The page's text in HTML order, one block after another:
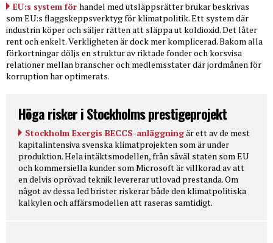
EU:s system för handel med utsläppsrätter brukar beskrivas
som EU:s flaggskeppsverktyg för klimatpolitik. Ett system där
industrin köper och säljer rätten att släppa ut koldioxid. Det låter
rent och enkelt. Verkligheten är dock mer komplicerad. Bakom alla
förkortningar döljs en struktur av riktade fonder och korsvisa
relationer mellan branscher och medlemsstater där jordmånen för
korruption har optimerats.
Höga risker i Stockholms prestigeprojekt
Stockholm Exergis BECCS-anläggningär ett av de mest
kapitalintensiva svenska klimatprojekten som är under
produktion. Hela intäktsmodellen, från såväl staten som EU
och kommersiella kunder som Microsoft är villkorad av att
en delvis oprövad teknik levererar utlovad prestanda. Om
något av dessa led brister riskerar både den klimatpolitiska
kalkylen och affärsmodellen att raseras samtidigt.